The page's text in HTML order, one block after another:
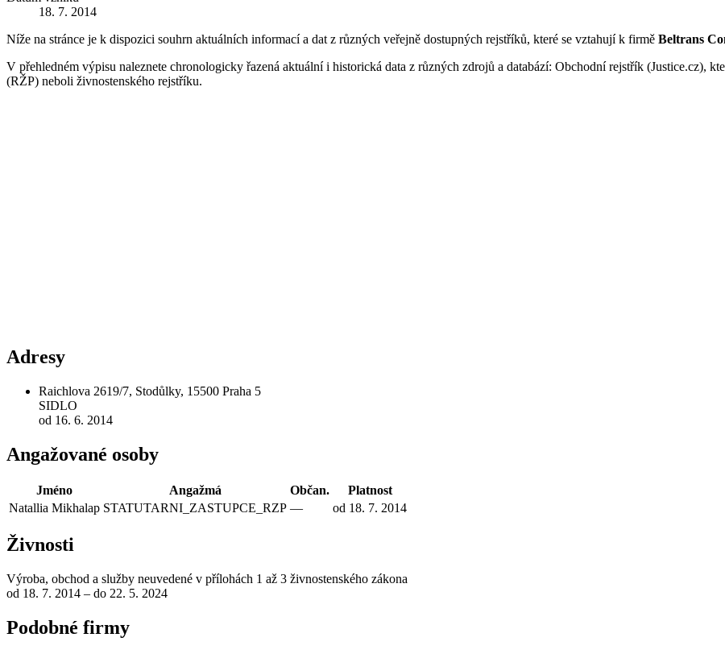
18. 7. 2014
Níže na stránce je k dispozici souhrn aktuálních informací a dat z různých veřejně dostupných rejstříků, které se vztahují k firmě Beltrans
V přehledném výpisu naleznete chronologicky řazená aktuální i historická data z různých zdrojů a databází: Obchodní rejstřík (Justice.cz),
(RŽP) neboli živnostenského rejstříku.
Adresy
Raichlova 2619/7, Stodůlky, 15500 Praha 5
SIDLO
od 16. 6. 2014
Angažované osoby
Jméno Angažmá Občan.
Platnost
Natallia Mikhalap STATUTARNI_ZASTUPCE_RZP — od 18. 7. 2014
Živnosti
Výroba, obchod a služby neuvedené v přílohách 1 až 3 živnostenského zákona
od 18. 7. 2014 – do 22. 5. 2024
Podobné firmy